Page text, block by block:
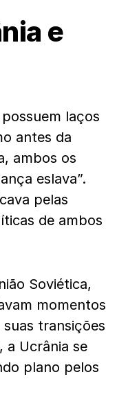
e
laços
antes da
ambos os
eslava”.
pelas
de ambos
Soviética,
momentos
transições
a Ucrânia se
plano pelos